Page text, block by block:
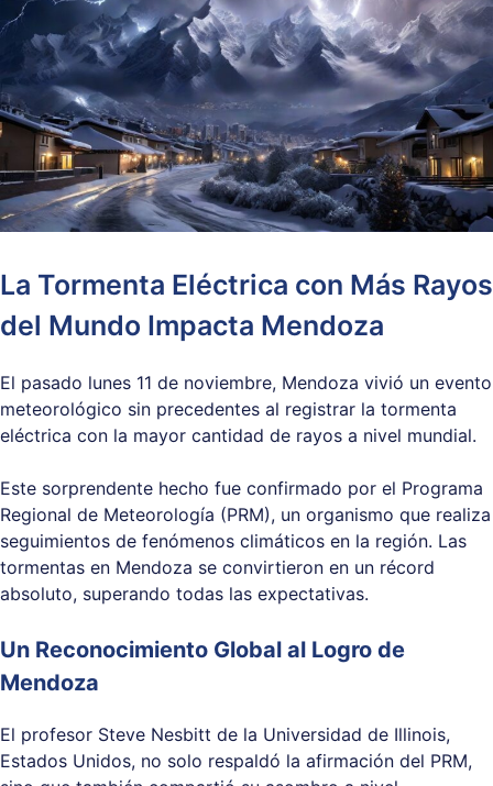
La Tormenta Eléctrica con Más Rayos
del Mundo Impacta Mendoza
El pasado lunes 11 de noviembre, Mendoza vivió un evento
meteorológico sin precedentes al registrar la tormenta
eléctrica con la mayor cantidad de rayos a nivel mundial.
Este sorprendente hecho fue confirmado por el Programa
Regional de Meteorología (PRM), un organismo que realiza
seguimientos de fenómenos climáticos en la región. Las
tormentas en Mendoza se convirtieron en un récord
absoluto, superando todas las expectativas.
Un Reconocimiento Global al Logro de
Mendoza
El profesor Steve Nesbitt de la Universidad de Illinois,
Estados Unidos, no solo respaldó la afirmación del PRM,